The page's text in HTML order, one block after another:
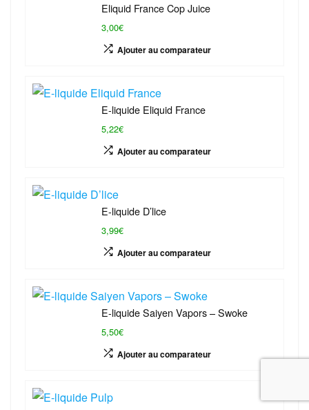
Eliquid France Cop Juice
3,00€
Ajouter au comparateur
E-liquide Eliquid France
5,22€
Ajouter au comparateur
E-liquide D’lice
3,99€
Ajouter au comparateur
E-liquide Saiyen Vapors – Swoke
5,50€
Ajouter au comparateur